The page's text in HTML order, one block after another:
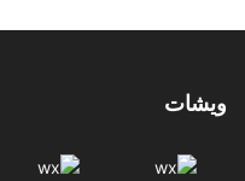
ويشات